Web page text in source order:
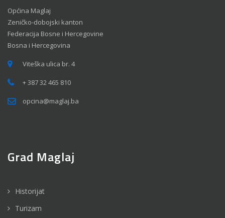
Općina Maglaj
Zeničko-dobojski kanton
Federacija Bosne i Hercegovine
Bosna i Hercegovina
Viteška ulica br. 4
+ 387 32 465 810
opcina@maglaj.ba
Grad Maglaj
Historijat
Turizam